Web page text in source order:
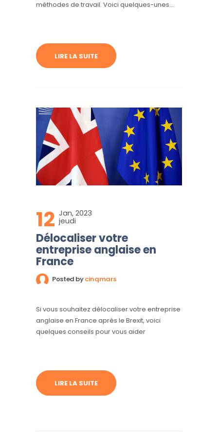
méthodes de travail. Voici quelques-unes
LIRE LA SUITE
12 Jan, 2023
jeudi
Délocaliser votre
entreprise anglaise en
France
Posted bycinqmars
Si vous souhaitez délocaliser votre entreprise
anglaise en France après le Brexit, voici
quelques conseils pour vous aider
LIRE LA SUITE